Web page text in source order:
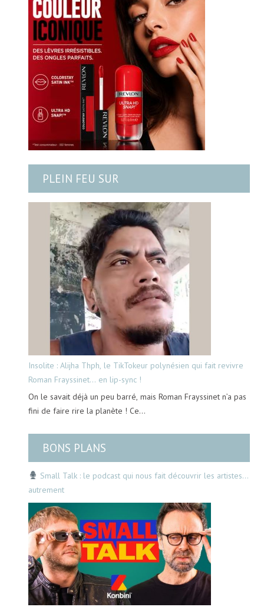
PLEIN FEU SUR
Insolite : Alijha Thph, le TikTokeur polynésien qui fait revivre
Roman Frayssinet… en lip-sync !
On le savait déjà un peu barré, mais Roman Frayssinet n’a pas
fini de faire rire la planète ! Ce…
BONS PLANS
Small Talk : le podcast qui nous fait découvrir les artistes…
autrement